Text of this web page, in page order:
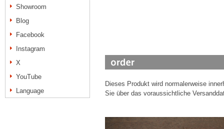
Showroom
Blog
Facebook
Instagram
X
YouTube
Language
Dieses Produkt wird normalerweise
Sie über das voraussichtliche